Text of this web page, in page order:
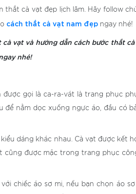
cà vạt đẹp lịch lãm. Hãy follow
cách thắt cà vạt nam đẹp ngay nhé!
vạt và hướng dẫn cách bước thắt
nhé!
được gọi là ca-ra-vát là trang phục
nằm dọc xuống ngực áo, đầu có
dáng khác nhau. Cà vạt được kết
được mặc trong trang phục
chiếc áo sơ mi, nếu bạn chọn áo